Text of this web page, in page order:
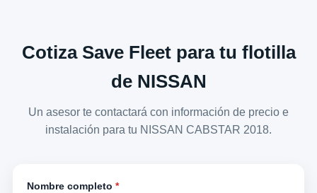
Cotiza Save Fleet para tu flotilla
de NISSAN
Un asesor te contactará con información de precio e
instalación para tu NISSAN CABSTAR 2018.
Nombre completo *